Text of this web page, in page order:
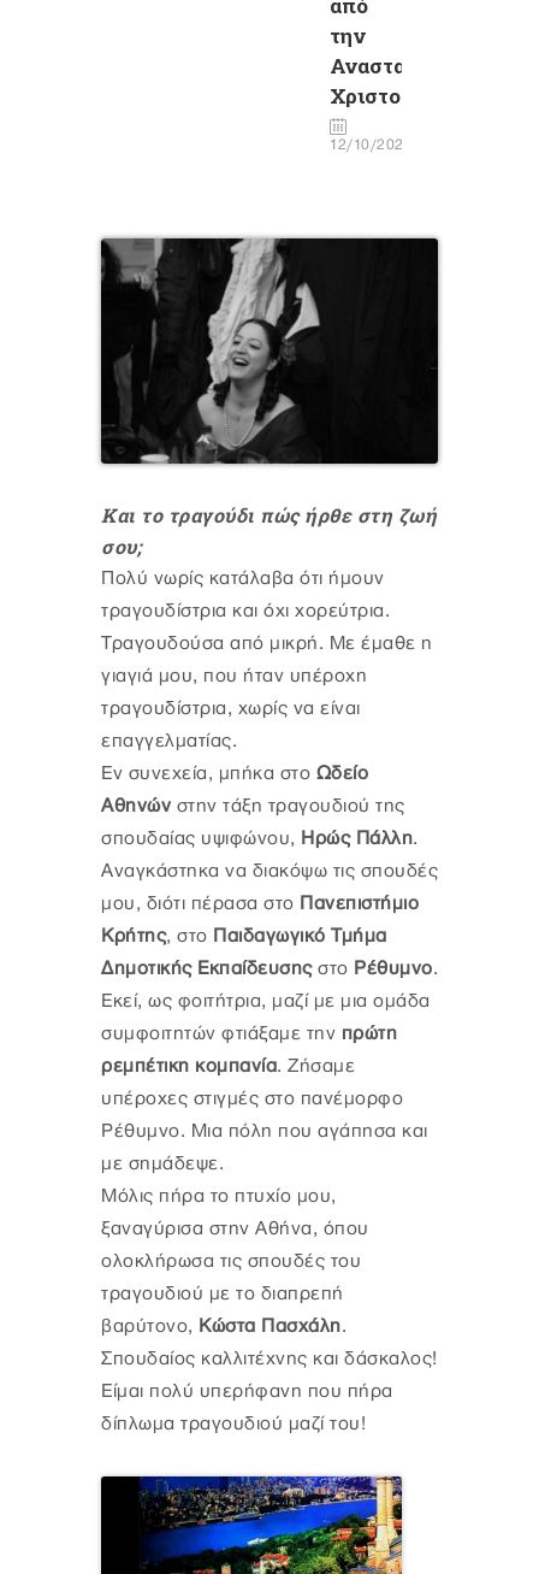
από
την
Αναστασία
Χριστοφιλάκη
12/10/2020
Και το τραγούδι πώς ήρθε στη ζωή
σου;
Πολύ νωρίς κατάλαβα ότι ήμουν
τραγουδίστρια και όχι χορεύτρια.
Τραγουδούσα από μικρή. Με έμαθε η
γιαγιά μου, που ήταν υπέροχη
τραγουδίστρια, χωρίς να είναι
επαγγελματίας.
Εν συνεχεία, μπήκα στο Ωδείο
Αθηνών στην τάξη τραγουδιού της
σπουδαίας υψιφώνου, Ηρώς Πάλλη.
Αναγκάστηκα να διακόψω τις σπουδές
μου, διότι πέρασα στο Πανεπιστήμιο
Κρήτης, στο Παιδαγωγικό Τμήμα
Δημοτικής Εκπαίδευσηςστο Ρέθυμνο.
Εκεί, ως φοιτήτρια, μαζί με μια ομάδα
συμφοιτητών φτιάξαμε την πρώτη
ρεμπέτικη κομπανία. Ζήσαμε
υπέροχες στιγμές στο πανέμορφο
Ρέθυμνο. Μια πόλη που αγάπησα και
με σημάδεψε.
Μόλις πήρα το πτυχίο μου,
ξαναγύρισα στην Αθήνα, όπου
ολοκλήρωσα τις σπουδές του
τραγουδιού με το διαπρεπή
βαρύτονο, Κώστα Πασχάλη.
Σπουδαίος καλλιτέχνης και δάσκαλος!
Είμαι πολύ υπερήφανη που πήρα
δίπλωμα τραγουδιού μαζί του!